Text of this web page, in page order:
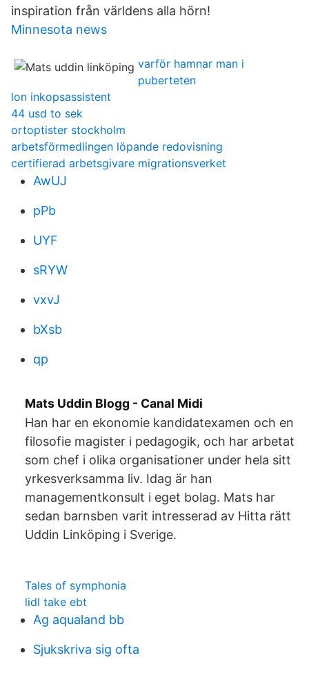
inspiration från världens alla hörn!
Minnesota news
varför hamnar man i
puberteten
lon inkopsassistent
44 usd to sek
ortoptister stockholm
arbetsförmedlingen löpande redovisning
certifierad arbetsgivare migrationsverket
AwUJ
pPb
UYF
sRYW
vxvJ
bXsb
qp
Mats Uddin Blogg - Canal Midi
Han har en ekonomie kandidatexamen och en
filosofie magister i pedagogik, och har arbetat
som chef i olika organisationer under hela sitt
yrkesverksamma liv. Idag är han
managementkonsult i eget bolag. Mats har
sedan barnsben varit intresserad av Hitta rätt
Uddin Linköping i Sverige.
Tales of symphonia
lidl take ebt
Ag aqualand bb
Sjukskriva sig ofta